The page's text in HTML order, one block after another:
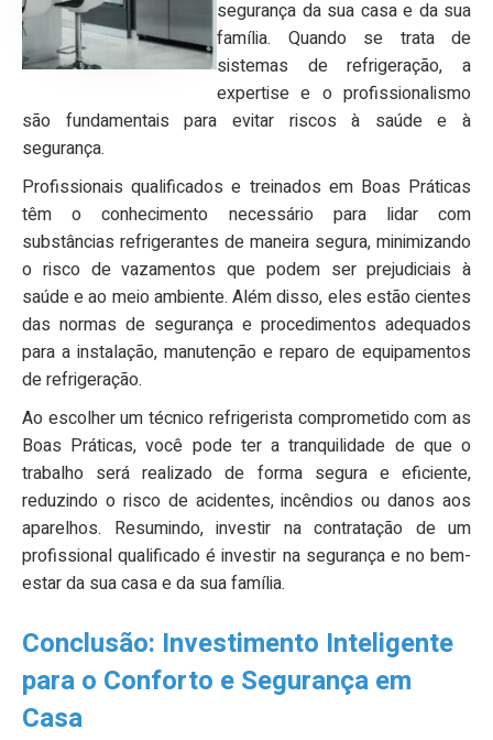
segurança da sua casa e da sua
família. Quando se trata de
sistemas de refrigeração, a
expertise e o profissionalismo
são fundamentais para evitar riscos à saúde e à
segurança.
Profissionais qualificados e treinados em Boas Práticas
têm o conhecimento necessário para lidar com
substâncias refrigerantes de maneira segura, minimizando
o risco de vazamentos que podem ser prejudiciais à
saúde e ao meio ambiente. Além disso, eles estão cientes
das normas de segurança e procedimentos adequados
para a instalação, manutenção e reparo de equipamentos
de refrigeração.
Ao escolher um técnico refrigerista comprometido com as
Boas Práticas, você pode ter a tranquilidade de que o
trabalho será realizado de forma segura e eficiente,
reduzindo o risco de acidentes, incêndios ou danos aos
aparelhos. Resumindo, investir na contratação de um
profissional qualificado é investir na segurança e no bem-
estar da sua casa e da sua família.
Conclusão: Investimento Inteligente
para o Conforto e Segurança em
Casa